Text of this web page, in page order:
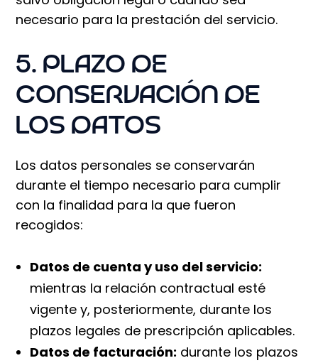
necesario para la prestación del servicio.
5. PLAZO DE
CONSERVACIÓN DE
LOS DATOS
Los datos personales se conservarán
durante el tiempo necesario para cumplir
con la finalidad para la que fueron
recogidos:
Datos de cuenta y uso del servicio:
mientras la relación contractual esté
vigente y, posteriormente, durante los
plazos legales de prescripción aplicables.
Datos de facturación: durante los plazos